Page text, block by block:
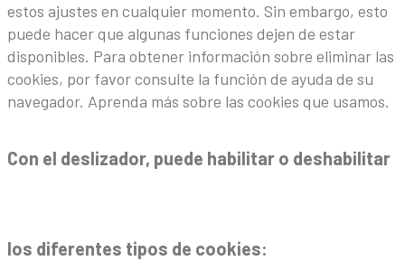
estos ajustes en cualquier momento. Sin embargo, esto
puede hacer que algunas funciones dejen de estar
disponibles. Para obtener información sobre eliminar las
cookies, por favor consulte la función de ayuda de su
navegador. Aprenda más sobre las cookies que usamos.
Con el deslizador, puede habilitar o deshabilitar
los diferentes tipos de cookies: